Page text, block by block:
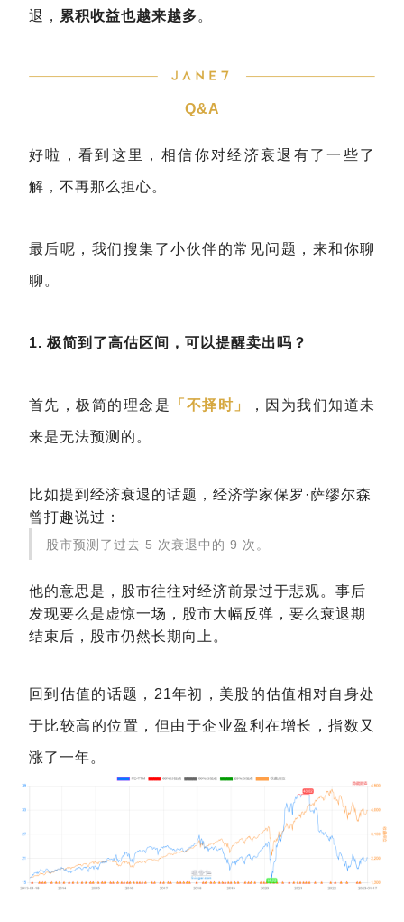
退， 累积收益也越来越多。
Q&A
好啦，看到这里，相信你对经济衰退有了一些了
解，不再那么担心。
最后呢，我们搜集了小伙伴的常见问题，来和你聊
聊。
1. 极简到了高估区间，可以提醒卖出吗？
首先，极简的理念是 「不择时」 ，因为我们知道未
来是无法预测的。
比如提到经济衰退的话题，经济学家保罗·萨缪尔森
曾打趣说过：
股市预测了过去 5 次衰退中的 9 次。
他的意思是，股市往往对经济前景过于悲观。事后
发现要么是虚惊一场，股市大幅反弹，要么衰退期
结束后，股市仍然长期向上。
回到估值的话题，21年初，美股的估值相对自身处
于比较高的位置，但由于企业盈利在增长，指数又
涨了一年。